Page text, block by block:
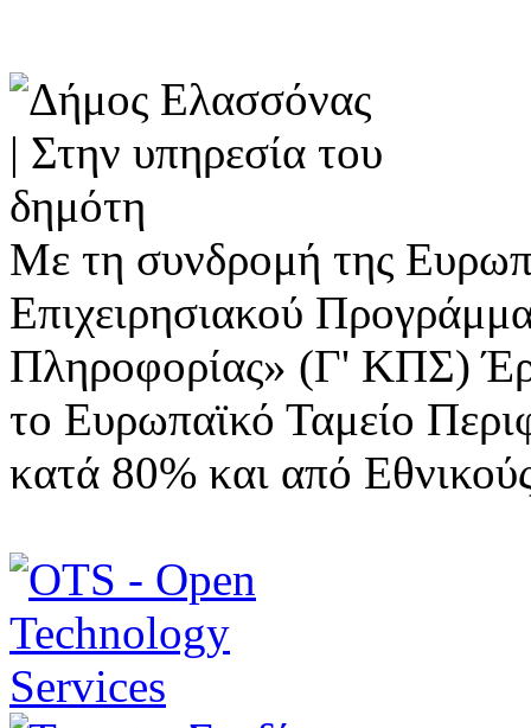
Με τη συνδρομή της
Επιχειρησιακού
Πληροφορίας» (Γ' ΚΠΣ)
το Ευρωπαϊκό Ταμείο
κατά 80% και από